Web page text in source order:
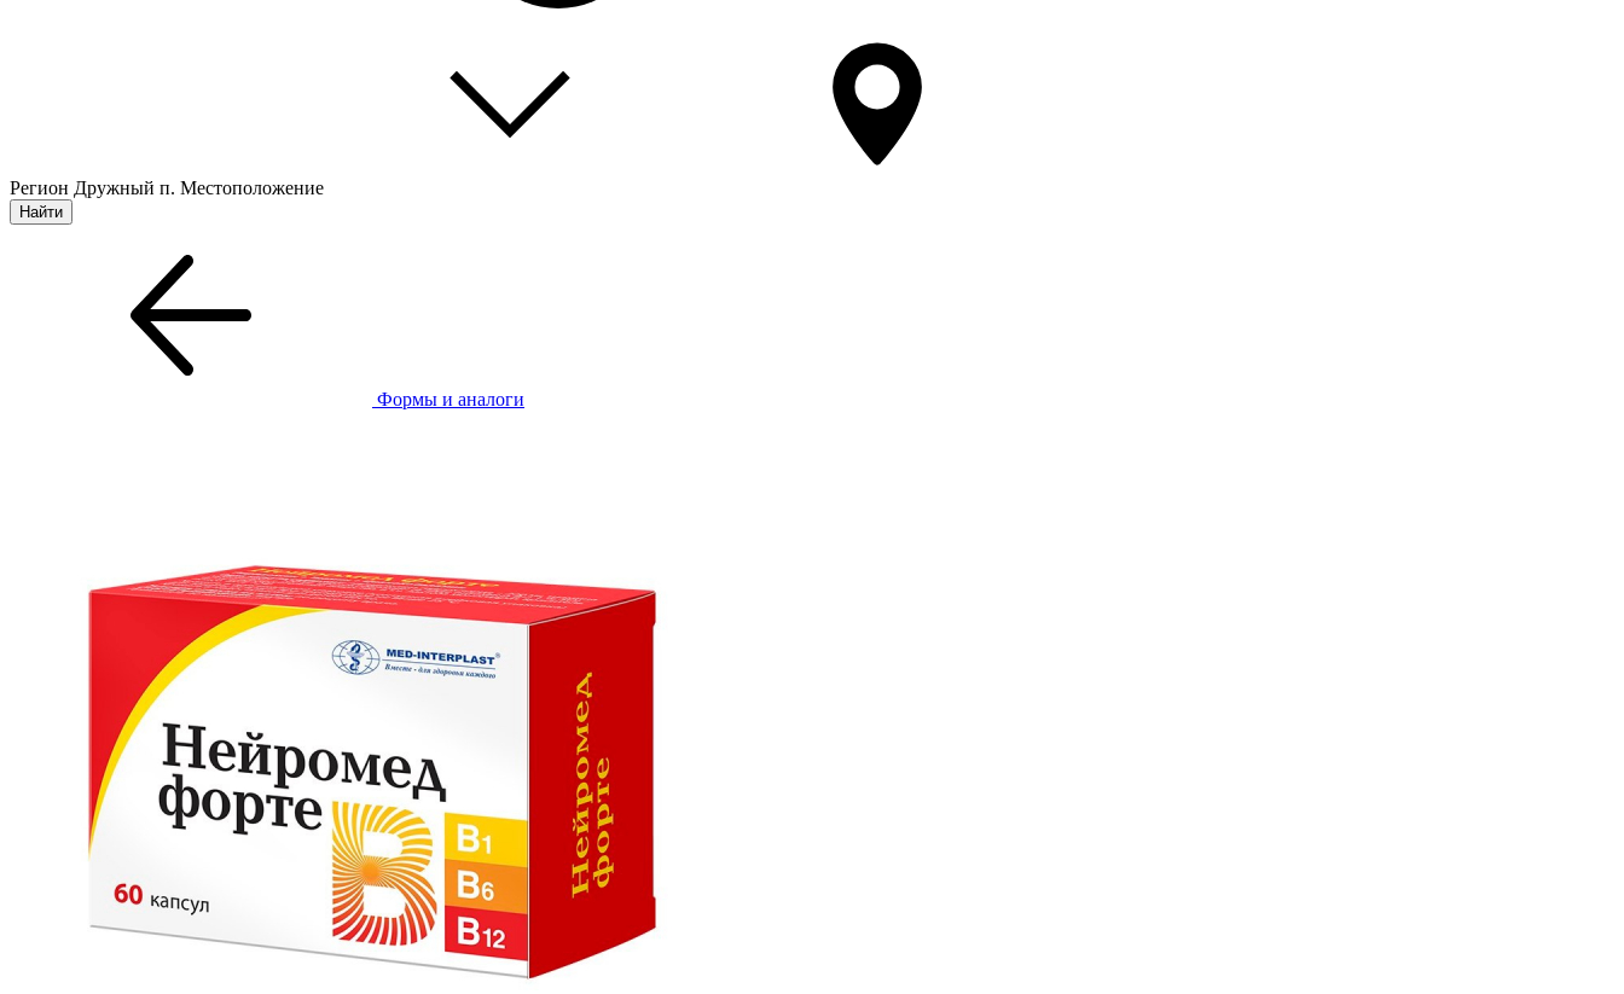
Регион Дружный п. Местоположение
Формы и аналоги